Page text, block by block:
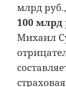
млрд
100 млрд
Михаил